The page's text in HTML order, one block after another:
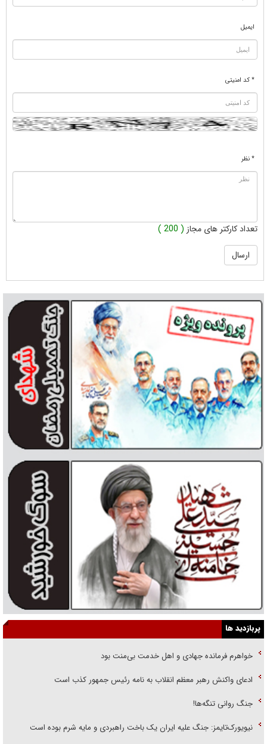
ایمیل
* کد امنیتی
* نظر
تعداد کارکتر های مجاز ( 200 )
پربازدید ها
خواهرم فرمانده جهادی و اهل خدمت بی‌منت بود
ادعای واکنش رهبر معظم انقلاب به نامه رئیس جمهور کذب است
جنگ روانی تنگه‌ها!
نیویورک‌تایمز: جنگ علیه ایران یک باخت راهبردی و مایه شرم بوده است